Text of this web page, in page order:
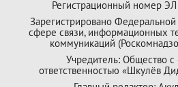
Регистрационный номер
Зарегистрировано
сфере связи, информационных
коммуникаций
Учредитель: Общество с
ответственностью «Шкулёв